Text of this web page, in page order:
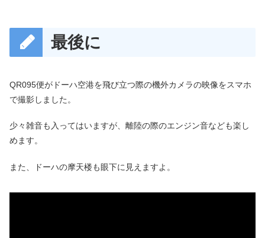
最後に
QR095便がドーハ空港を飛び立つ際の機外カメラの映像をスマホ
で撮影しました。
少々雑音も入ってはいますが、離陸の際のエンジン音なども楽し
めます。
また、ドーハの摩天楼も眼下に見えますよ。